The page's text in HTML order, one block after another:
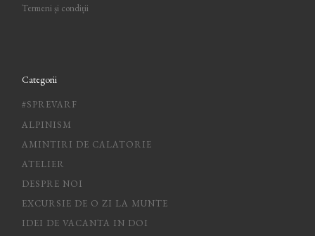
Termeni și condiții
Categorii
#SPREVARF
ALPINISM
AMINTIRI DE CALATORIE
ATELIER
DESPRE NOI
EXCURSIE DE O ZI LA MUNTE
IDEI DE VACANTA IN DOI